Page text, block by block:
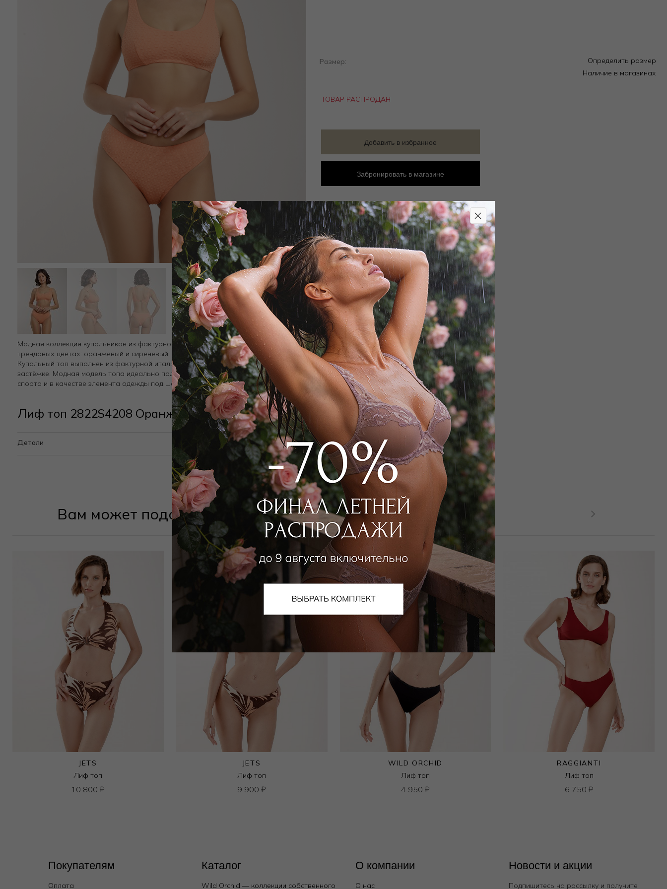
Модная коллекция купальников из фактурной итальянской микрофибры в
трендовых цветах: оранжевый и сиреневый.
Купальный топ выполнен из фактурной итальянской микрофибры. Сзади на
застёжке. Модная модель топа идеально подходит для бассейна, активных видов
спорта и в качестве элемента одежды под шорты или юбку.
Лиф топ 2822S4208 Оранжевый
Детали
Размер:
Определить размер
Наличие в магазинах
ТОВАР РАСПРОДАН
Добавить в избранное
Забронировать в магазине
Вам может подойти
JETS
Лиф топ
10 800₽
JETS
Лиф топ
9 900₽
WILD ORCHID
Лиф топ
4 950 ₽
RAGGIANTI
Лиф топ
6 750 ₽
Покупателям
Оплата
Каталог
Wild Orchid — коллекции собственного
О компании
О нас
Новости и акции
Подпишитесь на рассылку и получите